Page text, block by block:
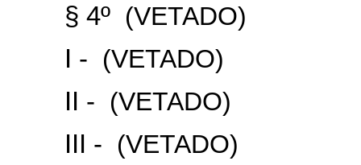
§ 4º (VETADO)
I - (VETADO)
II - (VETADO)
III - (VETADO)